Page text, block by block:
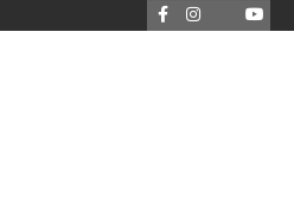
FacebookInstagram